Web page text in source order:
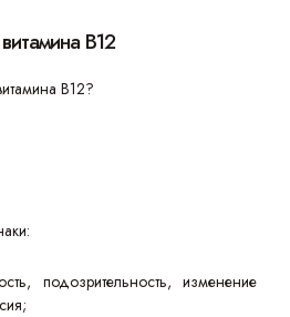
В12
B12?
подозрительность, изменение